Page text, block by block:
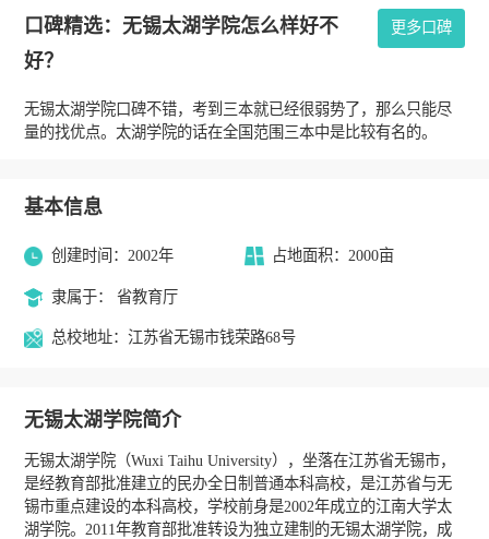
口碑精选：无锡太湖学院怎么样好不
好？
更多口碑
无锡太湖学院口碑不错，考到三本就已经很弱势了，那么只能尽
量的找优点。太湖学院的话在全国范围三本中是比较有名的。
基本信息
创建时间：2002年 占地面积：2000亩
隶属于： 省教育厅
总校地址：江苏省无锡市钱荣路68号
无锡太湖学院简介
无锡太湖学院（Wuxi Taihu University），坐落在江苏省无锡市，
是经教育部批准建立的民办全日制普通本科高校，是江苏省与无
锡市重点建设的本科高校，学校前身是2002年成立的江南大学太
湖学院。2011年教育部批准转设为独立建制的无锡太湖学院，成